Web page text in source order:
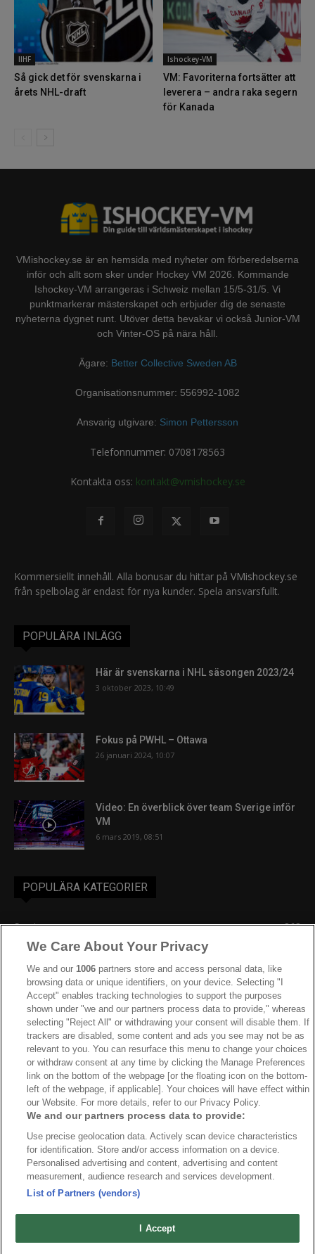
IIHF
Så gick det för svenskarna i
årets NHL-draft
Ishockey-VM
VM: Favoriterna fortsätter att
leverera – andra raka segern
för Kanada
VMishockey.se är en hemsida med nyheter om förberedelserna
inför och allt som sker under Hockey VM 2026. Kommande
Ishockey-VM arrangeras i Schweiz mellan 15/5-31/5. Vi
punktmarkerar mästerskapet och erbjuder dig de senaste
nyheterna dygnet runt. Utöver detta bevakar vi också Junior-VM
och Vinter-OS på nära håll.
Ägare: Better Collective Sweden AB
Organisationsnummer: 556992-1082
Ansvarig utgivare: Simon Pettersson
Telefonnummer: 0708178563
Kontakta oss: kontakt@vmishockey.se
Kommersiellt innehåll. Alla bonusar du hittar på VMishockey.se
från spelbolag är endast för nya kunder. Spela ansvarsfullt.
POPULÄRA INLÄGG
Här är svenskarna i NHL säsongen 2023/24
3 oktober 2023, 10:49
Fokus på PWHL – Ottawa
26 januari 2024, 10:07
Video: En överblick över team Sverige inför
VM
6 mars 2019, 08:51
POPULÄRA KATEGORIER
Sverige
863
Ishockey-VM
IIHF
JVM
Kanada
205
Dam VM
187
Finland
181
Video
179
Ishockey-OS
175
Om oss Redaktionen Kontakta oss Cookies Integritetspolicy
© 2026 VMishockey.se | Alla rättigheter är reserverade.
We Care About Your Privacy
We and our1006 partners store and access personal data, like
browsing data or unique identifiers, on your device. Selecting "I
Accept" enables tracking technologies to support the purposes
shown under "we and our partners process data to provide," whereas
selecting "Reject All" or withdrawing your consent will disable them. If
trackers are disabled, some content and ads you see may not be as
relevant to you. You can resurface this menu to change your choices
or withdraw consent at any time by clicking the Manage Preferences
link on the bottom of the webpage [or the floating icon on the bottom-
left of the webpage, if applicable]. Your choices will have effect within
our Website. For more details, refer to our Privacy Policy.
We and our partners process data to provide:
Use precise geolocation data. Actively scan device characteristics
for identification. Store and/or access information on a device.
Personalised advertising and content, advertising and content
measurement, audience research and services development.
List of Partners (vendors)
I Accept